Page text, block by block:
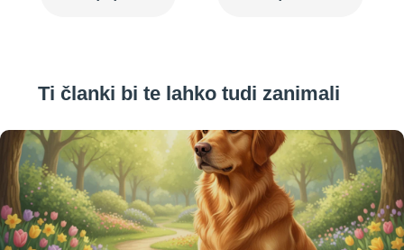
Ti članki bi te lahko tudi zanimali